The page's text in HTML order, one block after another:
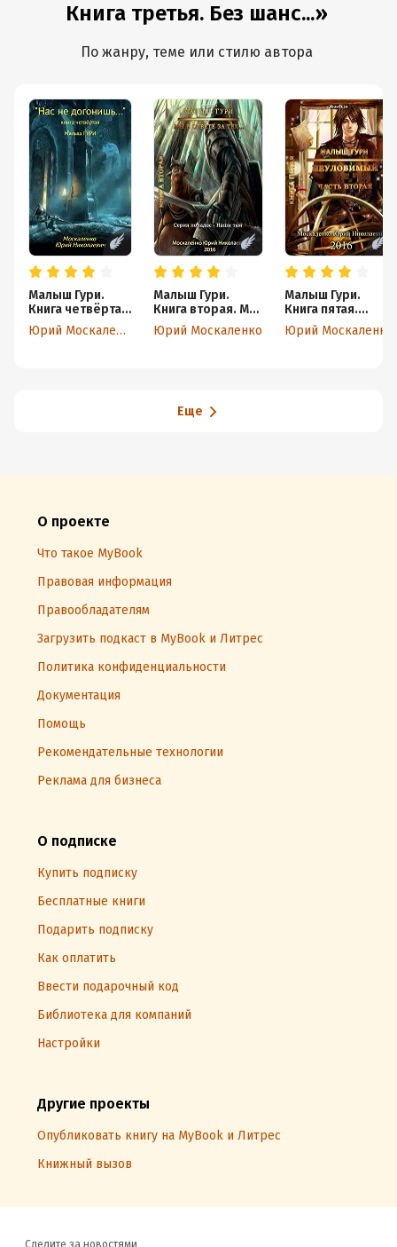
Книга третья. Без шанс...»
По жанру, теме или стилю автора
Малыш Гури.
Книга четвёртая.
«Нас не
догонишь…»
Юрий Москаленко
Малыш Гури.
Книга вторая. Мы
в ответе за тех…
Юрий Москаленко
Малыш Гури.
Книга пятая.
Часть вторая.
Неуловимый
Юрий Москаленко
Еще
О проекте
Что такое MyBook
Правовая информация
Правообладателям
Загрузить подкаст в MyBook и Литрес
Политика конфиденциальности
Документация
Помощь
Рекомендательные технологии
Реклама для бизнеса
О подписке
Купить подписку
Бесплатные книги
Подарить подписку
Как оплатить
Ввести подарочный код
Библиотека для компаний
Настройки
Другие проекты
Опубликовать книгу на MyBook и Литрес
Книжный вызов
Следите за новостями